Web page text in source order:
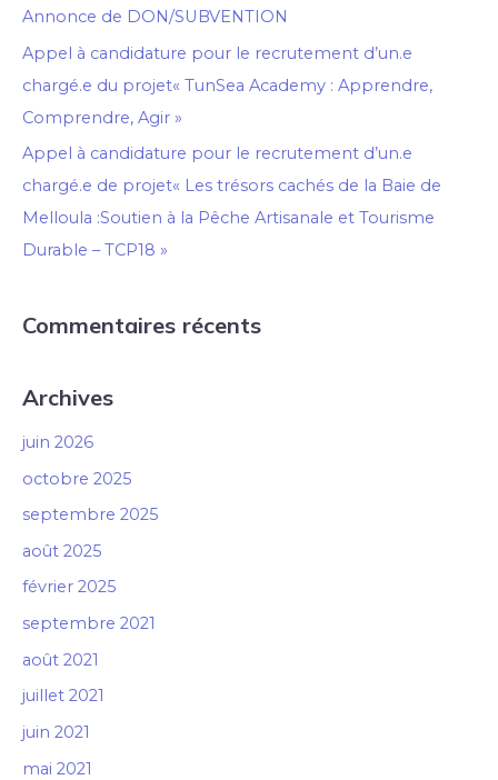
h
e
r
Annonce de DON/SUBVENTION
Appel à candidature pour le recrutement d’un.e
chargé.e du projet« TunSea Academy : Apprendre,
Comprendre, Agir »
Appel à candidature pour le recrutement d’un.e
chargé.e de projet« Les trésors cachés de la Baie de
Melloula :Soutien à la Pêche Artisanale et Tourisme
Durable – TCP18 »
Commentaires récents
Archives
juin 2026
octobre 2025
septembre 2025
août 2025
février 2025
septembre 2021
août 2021
juillet 2021
juin 2021
mai 2021